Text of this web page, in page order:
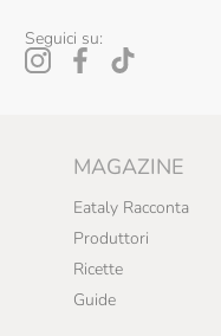
Seguici su:
MAGAZINE
Eataly Racconta
Produttori
Ricette
Guide